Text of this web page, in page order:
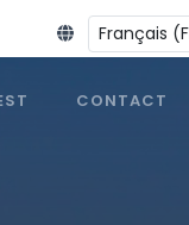
Changer la
CONTACT